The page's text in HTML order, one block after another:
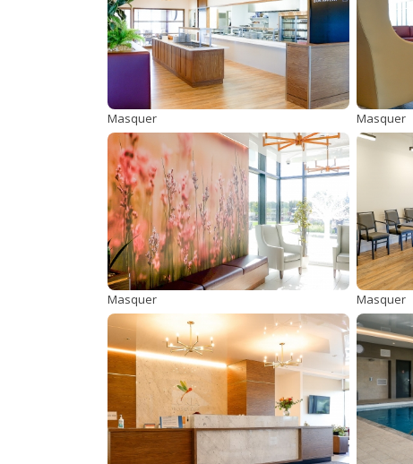
Masquer Masquer
Masquer Masquer